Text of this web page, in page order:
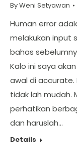
ByWeni Setyawan
Human error
melakukan input
bahas
Kalo ini saya
awal di accurate.
tidak lah mudah.
perhatikan
dan haruslah…
Details